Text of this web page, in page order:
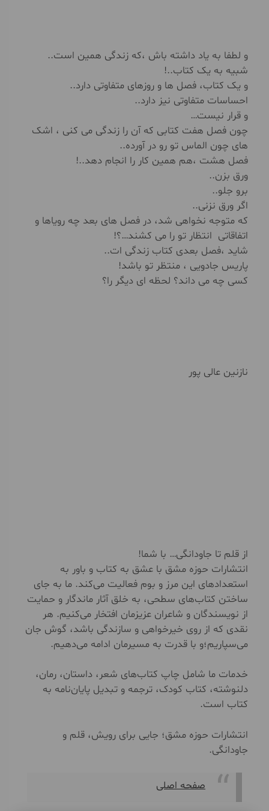
و لطفا به یاد داشته باش ،که زندگی همین است..
شبیه به یک کتاب..!
و یک کتاب، فصل ها و روزهای متفاوتی دارد..
احساسات متفاوتی نیز دارد..
و قرار نیست…
چون فصل هفت کتابی که آن را زندگی می کنی ، اشک
های چون الماس تو رو در آورده..
فصل هشت ،هم همین کار را انجام دهد..!
ورق بزن..
برو جلو..
اگر ورق نزنی..
که متوجه نخواهی شد، در فصل های بعد چه رویاها و
اتفاقاتی انتظار تو را می کشند…؟!
شاید ،فصل بعدی کتاب زندگی ات..
پاریس جادویی ، منتظر تو باشد!
کسی چه می داند؟ لحظه ای دیگر را؟
نازنین عالی پور
از قلم تا جاودانگی… با شما!
انتشارات حوزه مشق با عشق به کتاب و باور به
استعدادهای این مرز و بوم فعالیت می‌کند. ما به جای
ساختن کتاب‌های سطحی، به خلق آثار ماندگار و حمایت
از نویسندگان و شاعران عزیزمان افتخار می‌کنیم. هر
نقدی که از روی خیرخواهی و سازندگی باشد، گوش جان
می‌سپاریم؛و با قدرت به مسیرمان ادامه می‌دهیم.
خدمات ما شامل چاپ کتاب‌های شعر، داستان، رمان،
دلنوشته، کتاب کودک، ترجمه و تبدیل پایان‌نامه به
کتاب است.
انتشارات حوزه مشق؛ جایی برای رویش، قلم و
جاودانگی.
صفحه اصلی